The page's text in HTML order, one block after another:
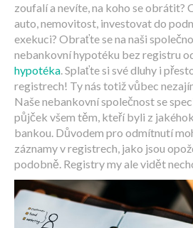
zoufalí a nevíte, na koho se obrátit?
auto, nemovitost, investovat do
exekuci? Obraťte se na naši
nebankovní hypotéku bez registru
hypotéka. Splaťte si své dluhy i
registrech! Ty nás totiž vůbec
Naše nebankovní společnost se
půjček všem těm, kteří byli z
bankou. Důvodem pro odmítnutí
záznamy v registrech, jako jsou
podobně. Registry my ale vidět